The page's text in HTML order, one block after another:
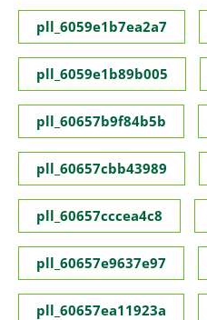
pll_6059e1b7ea2a7
pll_6059e1b89b005
pll_60657b9f84b5b
pll_60657cbb43989
pll_60657cccea4c8
pll_60657e9637e97
pll_60657ea11923a